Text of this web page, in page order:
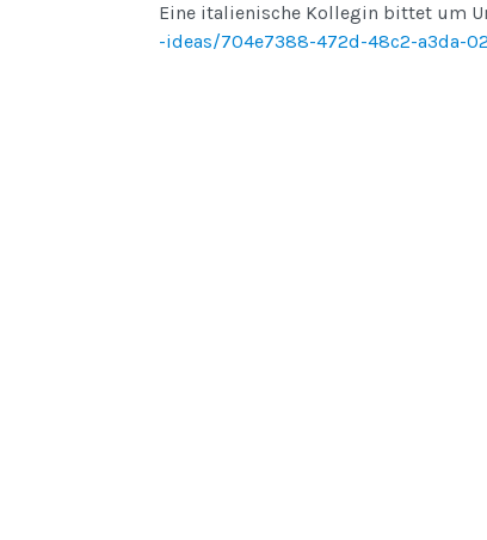
Eine italienische Kollegin bittet um
-ideas/704e7388-472d-48c2-a3da-